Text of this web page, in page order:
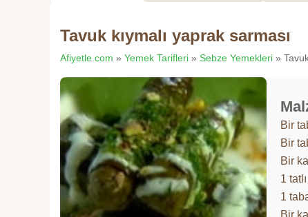
Tavuk kıymalı yaprak sarması
Afiyetle.com » Yemek Tarifleri » Sebze Yemekleri »
Bir
Bir
Bir
1
1
Bir